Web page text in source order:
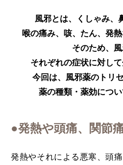
風邪とは、くしゃみ、
喉の痛み、咳、たん、発
そのため、
それぞれの症状に対して
今回は、風邪薬のトリ
薬の種類・薬効につい
●発熱や頭痛、関節
発熱やそれによる悪寒、頭